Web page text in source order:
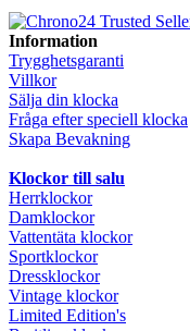
Information
Trygghetsgaranti
Villkor
Sälja din klocka
Fråga efter speciell klocka
Skapa Bevakning
Klockor till salu
Herrklockor
Damklockor
Vattentäta klockor
Sportklockor
Dressklockor
Vintage klockor
Limited Edition's